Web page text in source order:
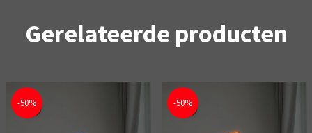
Gerelateerde producten
-50% -50%